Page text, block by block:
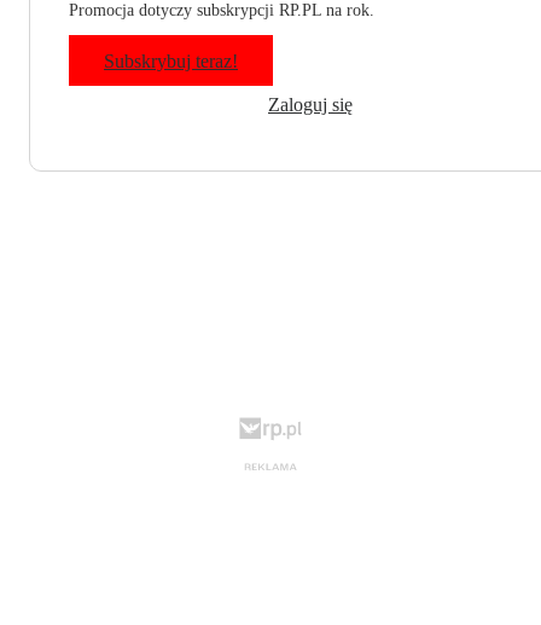
Promocja dotyczy subskrypcji RP.PL na rok.
Subskrybuj teraz!
Zaloguj się